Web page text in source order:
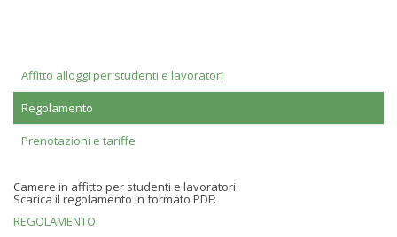
Affitto alloggi per studenti e lavoratori
Regolamento
Prenotazioni e tariffe
Camere in affitto per studenti e lavoratori.
Scarica il regolamento in formato PDF:
REGOLAMENTO